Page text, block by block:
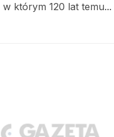
którym 120 lat temu...